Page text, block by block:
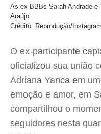
As ex-BBBs Sarah Andrade e
Araújo
Crédito: Reprodução/
O ex-participante
oficializou sua união
Adriana Yanca em
emoção e amor, em
compartilhou o
seguidores nesta